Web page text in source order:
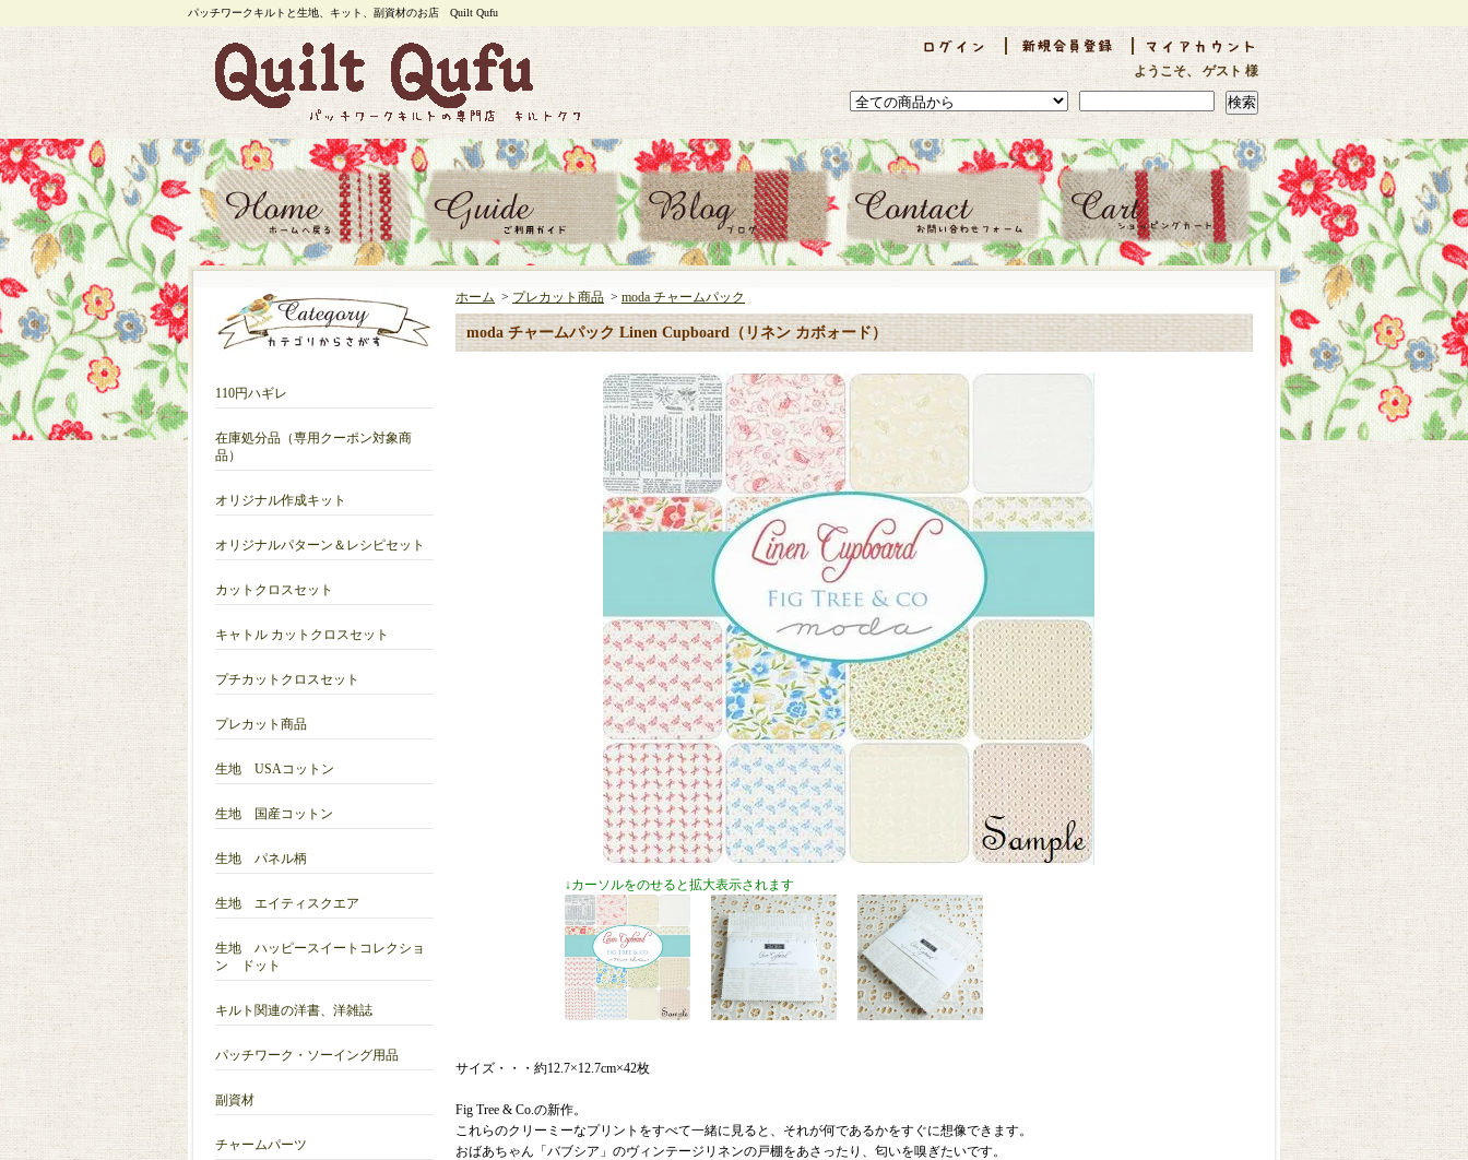
パッチワークキルトと生地、キット、副資材のお店 Quilt Qufu
ようこそ、 ゲスト 様
検索
110円ハギレ
在庫処分品（専用クーポン対象商
品）
オリジナル作成キット
オリジナルパターン＆レシピセット
カットクロスセット
キャトル カットクロスセット
プチカットクロスセット
プレカット商品
生地 USAコットン
生地 国産コットン
生地 パネル柄
生地 エイティスクエア
生地 ハッピースイートコレクショ
ン ドット
キルト関連の洋書、洋雑誌
パッチワーク・ソーイング用品
副資材
チャームパーツ
ホーム > プレカット商品 > moda チャームパック
moda チャームパック Linen Cupboard（リネン カボォード）
↓カーソルをのせると拡大表示されます
サイズ・・・約12.7×12.7cm×42枚
Fig Tree & Co.の新作。
これらのクリーミーなプリントをすべて一緒に見ると、それが何であるかをすぐに想像できます。
おばあちゃん「バブシア」のヴィンテージリネンの戸棚をあさったり、匂いを嗅ぎたいです。